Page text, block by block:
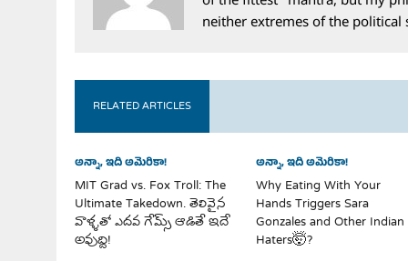
neither extremes of the
RELATED ARTICLES
అన్నా, ఇది అమెరికా!
MIT Grad vs. Fox Troll: The
Ultimate Takedown. తెలివైన
వాళ్ళతో ఎదవ గేమ్స్ ఆడితే ఇదే
అవుద్ది!
అన్నా, ఇది అమెరికా!
Why Eating With Your
Hands Triggers Sara
Gonzales and Other Indian
Haters🤯?